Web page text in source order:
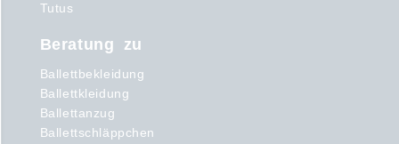
Tutus
Beratung zu
Ballettbekleidung
Ballettkleidung
Ballettanzug
Ballettschläppchen